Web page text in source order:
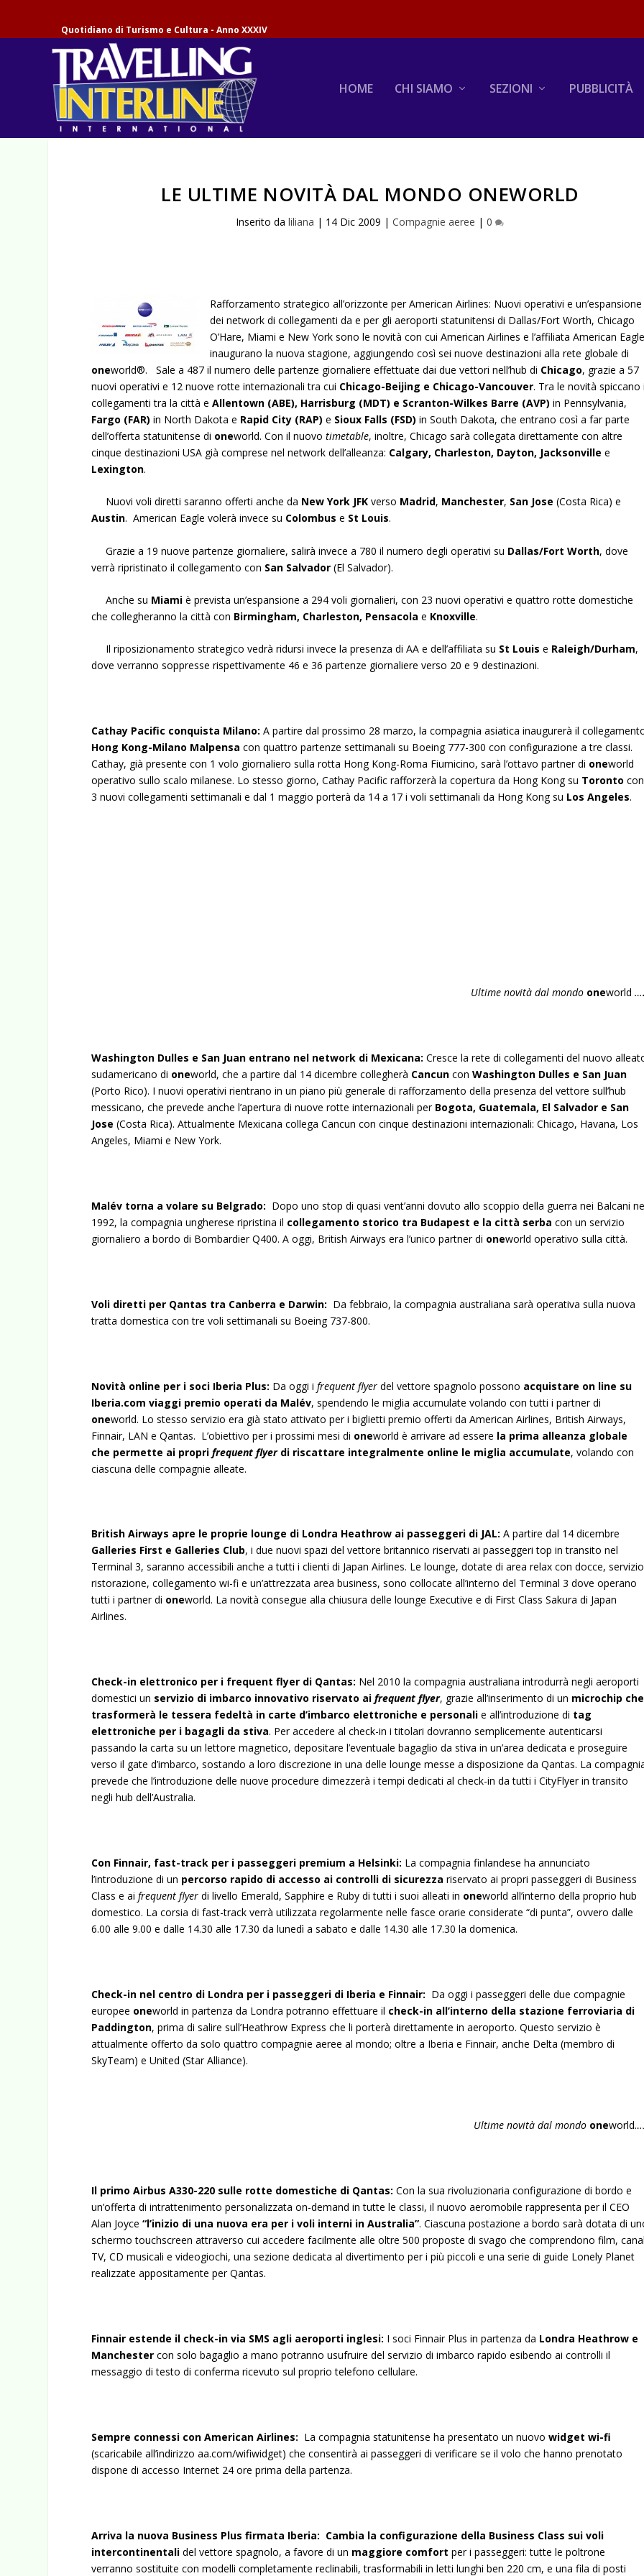
Quotidiano di Turismo e Cultura - Anno XXXIV
HOME CHI SIAMO SEZIONI PUBBLICITÀ
LE ULTIME NOVITÀ DAL MONDO ONEWORLD
Inserito daliliana | 14 Dic 2009 |Compagnie aeree |0
Rafforzamento strategico all’orizzonte per American Airlines: Nuovi operativi e un’espansione
dei network di collegamenti da e per gli aeroporti statunitensi di Dallas/Fort Worth, Chicago
O’Hare, Miami e New York sono le novità con cui American Airlines e l’affiliata American
inaugurano la nuova stagione,aggiungendo così sei nuove destinazioni alla rete globale di
oneworld®. Sale a 487 il numero delle partenze giornaliere effettuate dai due vettori nell’hub di Chicago, grazie a 57
nuovi operativi e 12 nuove rotte internazionali tra cui Chicago-Beijing e Chicago-Vancouver. Tra le novità spiccano
collegamenti tra la città eAllentown (ABE), Harrisburg (MDT) e Scranton-Wilkes Barre (AVP) in Pennsylvania,
Fargo (FAR) in North Dakota e Rapid City (RAP) e Sioux Falls (FSD) in South Dakota, che entrano così a far parte
dell’offerta statunitense di oneworld. Con il nuovotimetable, inoltre, Chicago sarà collegata direttamente con altre
cinque destinazioni USA già comprese nel network dell’alleanza: Calgary, Charleston, Dayton, Jacksonville e
Lexington.
Nuovi voli diretti saranno offerti anche da New York JFKverso Madrid, Manchester, San Jose (Costa Rica) e
Austin. American Eagle volerà invece su Colombus e St Louis.
Grazie a 19 nuove partenze giornaliere, salirà invece a 780 il numero degli operativi su Dallas/Fort Worth, dove
verrà ripristinato il collegamento con San Salvador (El Salvador).
Anche su Miami è prevista un’espansione a 294 voli giornalieri, con 23 nuovi operativi e quattro rotte domestiche
che collegheranno la città con Birmingham, Charleston, Pensacola e Knoxville.
Il riposizionamento strategico vedrà ridursi invece la presenza di AA e dell’affiliata su St Louis e Raleigh/Durham,
dove verranno soppresse rispettivamente 46 e 36 partenze giornaliere verso 20 e 9 destinazioni.
Cathay Pacific conquista Milano: A partire dal prossimo 28 marzo, la compagnia asiatica inaugurerà il
Hong Kong-Milano Malpensa con quattro partenze settimanali su Boeing 777-300 con configurazione a tre classi.
Cathay, già presente con 1 volo giornaliero sulla rotta Hong Kong-Roma Fiumicino, sarà l’ottavo partner di oneworld
operativo sullo scalo milanese. Lo stesso giorno, Cathay Pacific rafforzerà la copertura da Hong Kong su Toronto con
3 nuovi collegamenti settimanali e dal 1 maggio porterà da 14 a 17 i voli settimanali da Hong Kong su Los Angeles.
Ultime novità dal mondo oneworld
Washington Dulles e San Juan entrano nel network di Mexicana: Cresce la rete di collegamenti del nuovo
sudamericano di oneworld, che a partire dal 14 dicembre collegherà Cancun conWashington Dulles e San Juan
(Porto Rico). I nuovi operativi rientrano in un piano più generale di rafforzamento della presenza del vettore sull’hub
messicano, che prevede anche l’apertura di nuove rotte internazionali per Bogota, Guatemala, El Salvador e San
Jose (Costa Rica). Attualmente Mexicana collega Cancun con cinque destinazioni internazionali: Chicago, Havana, Los
Angeles, Miami e New York.
Malév torna a volare su Belgrado: Dopo uno stop di quasi vent’anni dovuto allo scoppio della guerra nei Balcani
1992, la compagnia ungherese ripristina il collegamento storico tra Budapest e la città serba con un servizio
giornaliero a bordo di Bombardier Q400. A oggi, British Airways era l’unico partner di oneworld operativo sulla città.
Voli diretti per Qantas tra Canberra e Darwin: Da febbraio, la compagnia australiana sarà operativa sulla nuova
tratta domestica con tre voli settimanali su Boeing 737-800.
Novità online per i soci Iberia Plus: Da oggi ifrequent flyer del vettore spagnolo possono acquistare on line su
Iberia.com viaggi premio operati da Malév, spendendo le miglia accumulate volando con tutti i partner di
oneworld. Lo stesso servizio era già stato attivato per i biglietti premio offerti da American Airlines, British Airways,
Finnair, LAN e Qantas. L’obiettivo per i prossimi mesi di oneworld è arrivare ad essere la prima alleanza globale
che permette ai proprifrequent flyerdi riscattare integralmente online le miglia accumulate, volando con
ciascuna delle compagnie alleate.
British Airways apre le proprie lounge di Londra Heathrow ai passeggeri di JAL: A partire dal 14 dicembre
Galleries First e Galleries Club, i due nuovi spazi del vettore britannico riservati ai passeggeri top in transito nel
Terminal 3, saranno accessibili anche a tutti i clienti di Japan Airlines. Le lounge, dotate di area relax con docce, servizio
ristorazione, collegamento wi-fi e un’attrezzata area business, sono collocate all’interno del Terminal 3 dove operano
tutti i partner di oneworld. La novità consegue alla chiusura delle lounge Executive e di First Class Sakura di Japan
Airlines.
Check-in elettronico per i frequent flyer di Qantas: Nel 2010 la compagnia australiana introdurrà negli aeroporti
domestici un servizio di imbarco innovativo riservato aifrequent flyer, grazie all’inserimento di un microchip che
trasformerà le tessera fedeltà in carte d’imbarco elettroniche e personali e all’introduzione di tag
elettroniche per i bagagli da stiva. Per accedere al check-in i titolari dovranno semplicemente autenticarsi
passando la carta su un lettore magnetico, depositare l’eventuale bagaglio da stiva in un’area dedicata e proseguire
verso il gate d’imbarco, sostando a loro discrezione in una delle lounge messe a disposizione da Qantas. La
prevede che l’introduzione delle nuove procedure dimezzerà i tempi dedicati al check-in da tutti i CityFlyer in transito
negli hub dell’Australia.
Con Finnair, fast-track per i passeggeri premium a Helsinki: La compagnia finlandese ha annunciato
l’introduzione di un percorso rapido di accesso ai controlli di sicurezza riservato ai propri passeggeri di Business
Class e aifrequent flyer di livello Emerald, Sapphire e Ruby di tutti i suoi alleati in oneworld all’interno della proprio hub
domestico. La corsia di fast-track verrà utilizzata regolarmente nelle fasce orarie considerate “di punta”, ovvero dalle
6.00 alle 9.00 e dalle 14.30 alle 17.30 da lunedì a sabato e dalle 14.30 alle 17.30 la domenica.
Check-in nel centro di Londra per i passeggeri di Iberia e Finnair: Da oggi i passeggeri delle due compagnie
europee oneworld in partenza da Londra potranno effettuare il check-in all’interno della stazione ferroviaria di
Paddington, prima di salire sull’Heathrow Express che li porterà direttamente in aeroporto. Questo servizio è
attualmente offerto da solo quattro compagnie aeree al mondo; oltre a Iberia e Finnair, anche Delta (membro di
SkyTeam) e United (Star Alliance).
Ultime novità dal mondo oneworld
Il primo Airbus A330-220 sulle rotte domestiche di Qantas: Con la sua rivoluzionaria configurazione di bordo e
un’offerta di intrattenimento personalizzata on-demand in tutte le classi, il nuovo aeromobile rappresenta per il CEO
Alan Joyce“l’inizio di una nuova era per i voli interni in Australia”. Ciascuna postazione a bordo sarà dotata di
schermo touchscreen attraverso cui accedere facilmente alle oltre 500 proposte di svago che comprendono film,
TV, CD musicali e videogiochi, una sezione dedicata al divertimento per i più piccoli e una serie di guide Lonely Planet
realizzate appositamente per Qantas.
Finnair estende il check-in via SMS agli aeroporti inglesi: I soci Finnair Plus in partenza da Londra Heathrow e
Manchester con solo bagaglio a mano potranno usufruire del servizio di imbarco rapido esibendo ai controlli il
messaggio di testo di conferma ricevuto sul proprio telefono cellulare.
Sempre connessi con American Airlines: La compagnia statunitense ha presentato un nuovowidget wi-fi
(scaricabile all’indirizzoaa.com/wifiwidget) che consentirà ai passeggeri di verificare se il volo che hanno prenotato
dispone di accesso Internet 24 ore prima della partenza.
Arriva la nuova Business Plus firmata Iberia: Cambia la configurazione della Business Class sui voli
intercontinentali del vettore spagnolo, a favore di un maggiore comfort per i passeggeri: tutte le poltrone
verranno sostituite con modelli completamente reclinabili, trasformabili in letti lunghi ben 220 cm, e una fila di posti